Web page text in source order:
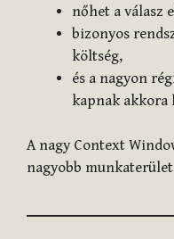
nőhet a válasz
bizonyos
költség,
és a nagyon
kapnak akkora
A nagy Context
nagyobb